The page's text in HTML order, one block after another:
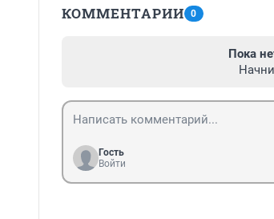
КОММЕНТАРИИ 0
Пока
Гость
Войти